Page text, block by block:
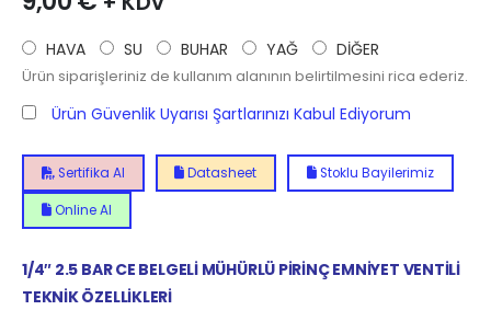
HAVA SU BUHAR YAĞ DİĞER
Ürün siparişleriniz de kullanım alanının belirtilmesini rica ederiz.
Ürün Güvenlik Uyarısı Şartlarınızı Kabul Ediyorum
Sertifika Al Datasheet Stoklu Bayilerimiz
Online Al
1/4″ 2.5 BAR CE BELGELİ MÜHÜRLÜ PİRİNÇ EMNİYET VENTİLİ
TEKNİK ÖZELLİKLERİ